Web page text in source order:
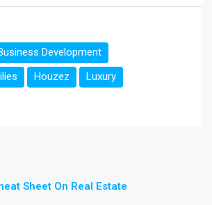
Development
Houzez
Luxury
Sheet On Real Estate